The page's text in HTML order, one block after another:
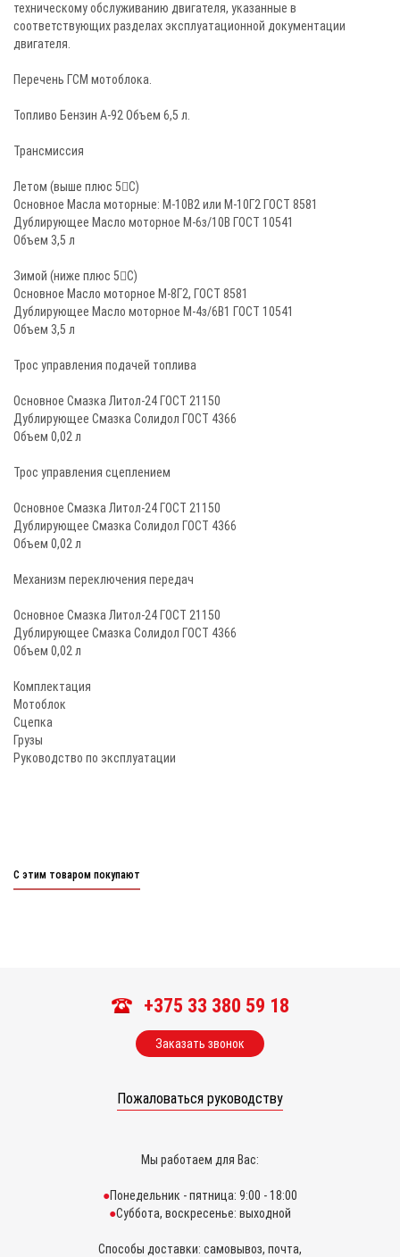
техническому обслуживанию двигателя, указанные в
соответствующих разделах эксплуатационной документации
двигателя.
Перечень ГСМ мотоблока.
Топливо Бензин А-92 Объем 6,5 л.
Трансмиссия
Летом (выше плюс 5С)
Основное Масла моторные: М-10В2 или М-10Г2 ГОСТ 8581
Дублирующее Масло моторное М-6з/10В ГОСТ 10541
Объем 3,5 л
Зимой (ниже плюс 5С)
Основное Масло моторное М-8Г2, ГОСТ 8581
Дублирующее Масло моторное М-4з/6В1 ГОСТ 10541
Объем 3,5 л
Трос управления подачей топлива
Основное Смазка Литол-24 ГОСТ 21150
Дублирующее Смазка Солидол ГОСТ 4366
Объем 0,02 л
Трос управления сцеплением
Основное Смазка Литол-24 ГОСТ 21150
Дублирующее Смазка Солидол ГОСТ 4366
Объем 0,02 л
Механизм переключения передач
Основное Смазка Литол-24 ГОСТ 21150
Дублирующее Смазка Солидол ГОСТ 4366
Объем 0,02 л
Комплектация
Мотоблок
Сцепка
Грузы
Руководство по эксплуатации
С этим товаром покупают
+375 33 380 59 18
Заказать звонок
Пожаловаться руководству
Мы работаем для Вас:
Понедельник - пятница: 9:00 - 18:00
Суббота, воскресенье: выходной
Способы доставки: самовывоз, почта,